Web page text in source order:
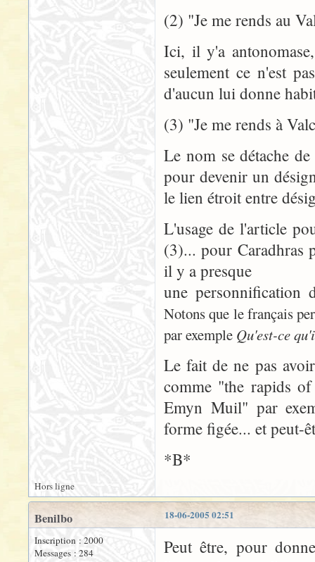
(2) "Je me rends au
Ici, il y'a
seulement ce n'est
d'aucun lui donne
(3) "Je me rends à
Le nom se détache
pour devenir un
le lien étroit entre
L'usage de l'article
(3)... pour Caradhras
il y a presque
une personnification
Notons que le français
par exemple Qu'est-ce
Le fait de ne pas
comme "the rapids
Emyn Muil" par
forme figée... et peut-
*B*
Hors ligne
18-06-2005 02:51
Benilbo
Inscription : 2000
Messages : 284
Peut être, pour